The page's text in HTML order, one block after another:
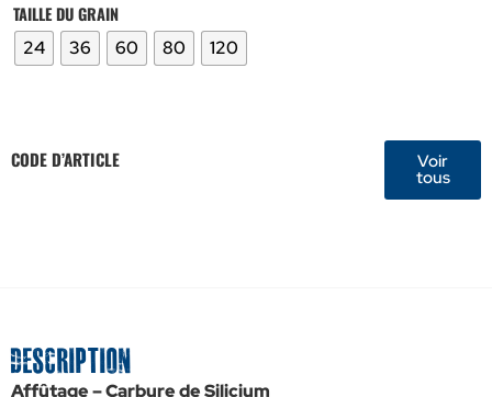
TAILLE DU GRAIN
24
36 60 80 120
CODE D’ARTICLE Voir
tous
Description
Affûtage – Carbure de Silicium